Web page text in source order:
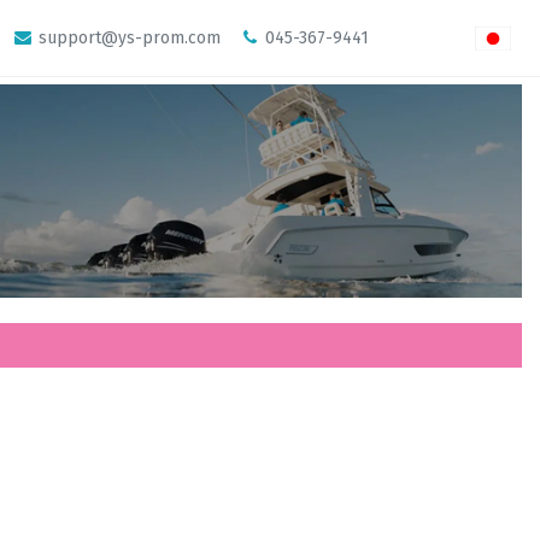
support@ys-prom.com 045-367-9441